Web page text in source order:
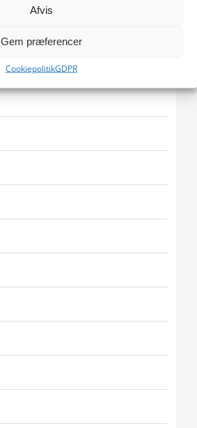
Afvis
Gem præferencer
CookiepolitikGDPR